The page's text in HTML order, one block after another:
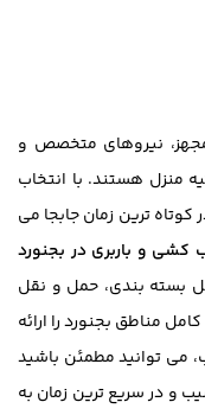
نیروهای متخصص و
منزل هستند. با انتخاب
ترین زمان جابجا می
و باربری در بجنورد
بسته بندی، حمل و نقل
مناطق بجنورد را ارائه
می توانید مطمئن باشید
و در سریع ترین زمان به